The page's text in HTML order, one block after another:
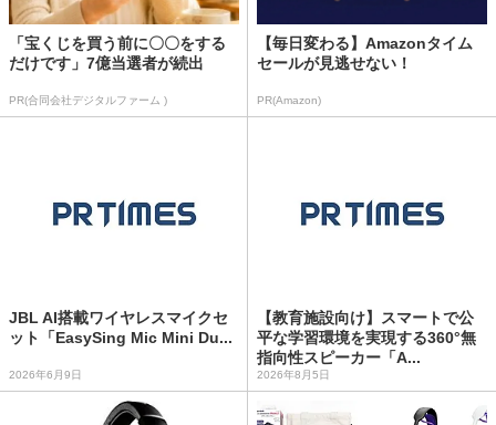
「宝くじを買う前に〇〇をする
だけです」7億当選者が続出
PR(合同会社デジタルファーム )
【毎日変わる】Amazonタイム
セールが見逃せない！
PR(Amazon)
JBL AI搭載ワイヤレスマイクセ
ット「EasySing Mic Mini Du...
2026年6月9日
【教育施設向け】スマートで公
平な学習環境を実現する360°無
指向性スピーカー「A...
2026年8月5日